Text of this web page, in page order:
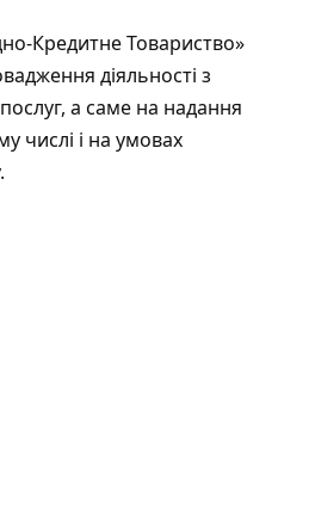
Кредитне Товариство»
діяльності з
а саме на надання
числі і на умовах